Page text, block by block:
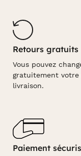
Retours gratuits
Vous pouvez
gratuitement votre
livraison.
Paiement